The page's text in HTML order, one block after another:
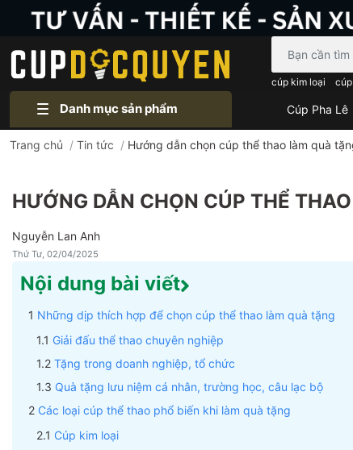
cúp kim loại
Danh mục sản phẩm Cúp Pha Lê
Trang chủ / Tin tức / Hướng dẫn chọn cúp thể thao làm quà
HƯỚNG DẪN CHỌN CÚP THỂ
Nguyễn Lan Anh
Thứ Tư, 02/04/2025
Nội dung bài viết
Những dịp thích hợp để chọn cúp thể thao làm quà tặng
Giải đấu thể thao chuyên nghiệp
Tặng trong doanh nghiệp, tổ chức
Quà tặng lưu niệm cá nhân, trường học, câu lạc bộ
Các loại cúp thể thao phổ biến khi làm quà tặng
Cúp kim loại